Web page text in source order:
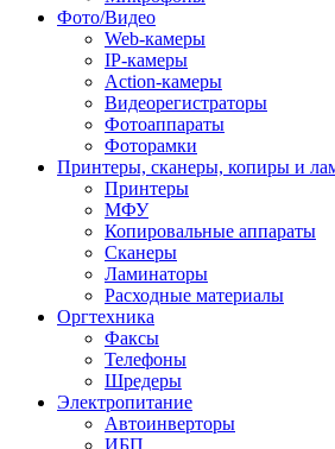
Фото/Видео
Web-камеры
IP-камеры
Action-камеры
Видеорегистраторы
Фотоаппараты
Фоторамки
Принтеры, сканеры, копиры и
Принтеры
МФУ
Копировальные аппараты
Сканеры
Ламинаторы
Расходные материалы
Оргтехника
Факсы
Телефоны
Шредеры
Электропитание
Автоинверторы
ИБП